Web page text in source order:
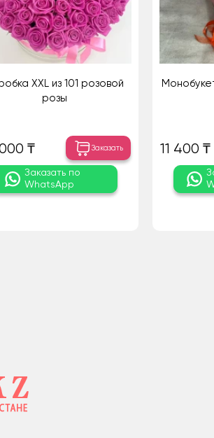
XXL из 101 розовой
розы
₸ Заказать
Заказать по
WhatsApp
11 400 ₸